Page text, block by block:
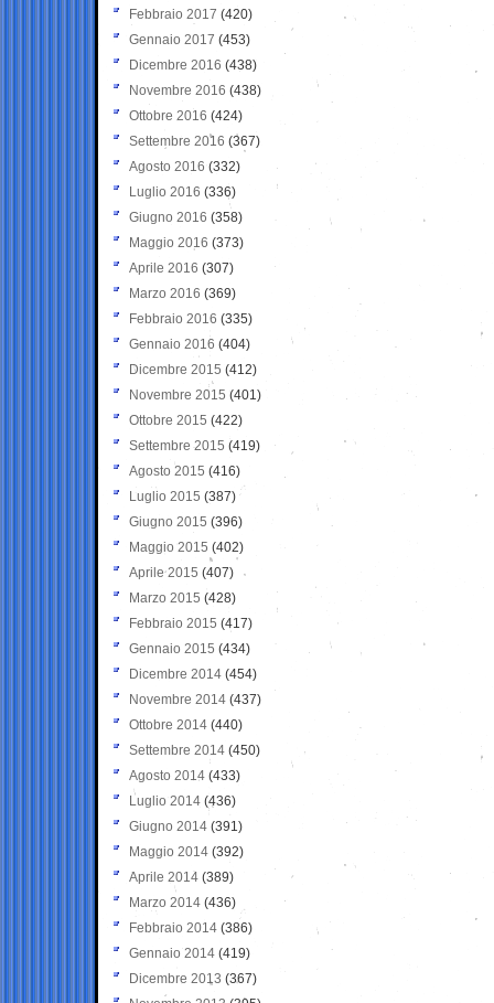
Febbraio 2017 (420)
Gennaio 2017 (453)
Dicembre 2016 (438)
Novembre 2016 (438)
Ottobre 2016 (424)
Settembre 2016 (367)
Agosto 2016 (332)
Luglio 2016 (336)
Giugno 2016 (358)
Maggio 2016 (373)
Aprile 2016 (307)
Marzo 2016 (369)
Febbraio 2016 (335)
Gennaio 2016 (404)
Dicembre 2015 (412)
Novembre 2015 (401)
Ottobre 2015 (422)
Settembre 2015 (419)
Agosto 2015 (416)
Luglio 2015 (387)
Giugno 2015 (396)
Maggio 2015 (402)
Aprile 2015 (407)
Marzo 2015 (428)
Febbraio 2015 (417)
Gennaio 2015 (434)
Dicembre 2014 (454)
Novembre 2014 (437)
Ottobre 2014 (440)
Settembre 2014 (450)
Agosto 2014 (433)
Luglio 2014 (436)
Giugno 2014 (391)
Maggio 2014 (392)
Aprile 2014 (389)
Marzo 2014 (436)
Febbraio 2014 (386)
Gennaio 2014 (419)
Dicembre 2013 (367)